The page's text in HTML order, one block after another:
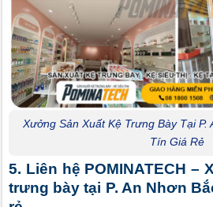
Xưởng Sản Xuất Kệ Trưng Bày Tại P.
Tín Giá Rẻ
5. Liên hệ POMINATECH –
trưng bày tại P. An Nhơn